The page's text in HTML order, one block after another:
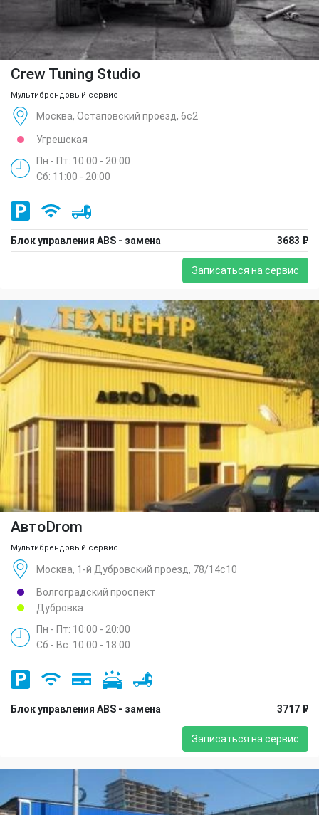
Crew Tuning Studio
Мультибрендовый сервис
Москва, Остаповский проезд, 6с2
Угрешская
Пн - Пт: 10:00 - 20:00
Сб: 11:00 - 20:00
Блок управления ABS - замена 3683 ₽
Записаться на сервис
АвтоDrom
Мультибрендовый сервис
Москва, 1-й Дубровский проезд, 78/14с10
Волгоградский проспект
Дубровка
Пн - Пт: 10:00 - 20:00
Сб - Вс: 10:00 - 18:00
Блок управления ABS - замена 3717 ₽
Записаться на сервис